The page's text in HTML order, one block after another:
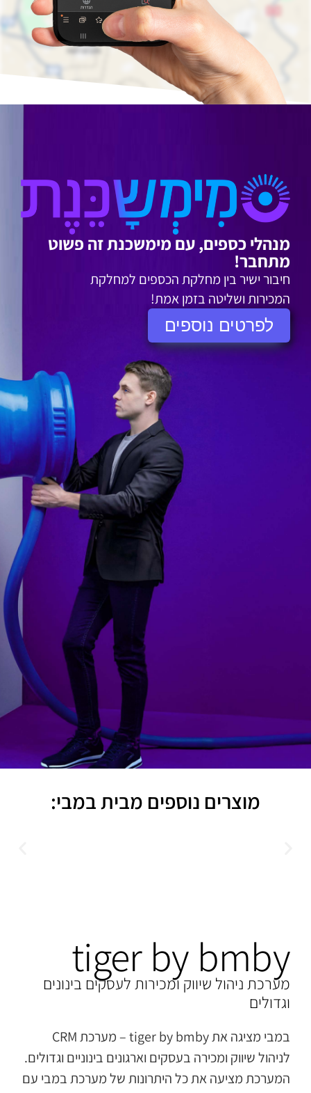
מנהלי כספים, עם מימשכנת זה פשוט
מתחבר!
חיבור ישיר בין מחלקת הכספים למחלקת
המכירות ושליטה בזמן אמת!
לפרטים נוספים
מוצרים נוספים מבית במבי:
tiger by bmby
מערכת ניהול שיווק ומכירות לעסקים בינונים
וגדולים
במבי מציגה את tiger by bmby – מערכת CRM
לניהול שיווק ומכירה בעסקים וארגונים בינוניים וגדולים.
המערכת מציעה את כל היתרונות של מערכת במבי עם